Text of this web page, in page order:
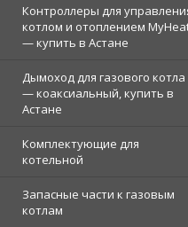
Контроллеры для
котлом и отоплением
— купить в Астане
Дымоход для газового котла
— коаксиальный, купить в
Астане
Комплектующие для
котельной
Запасные части к газовым
котлам